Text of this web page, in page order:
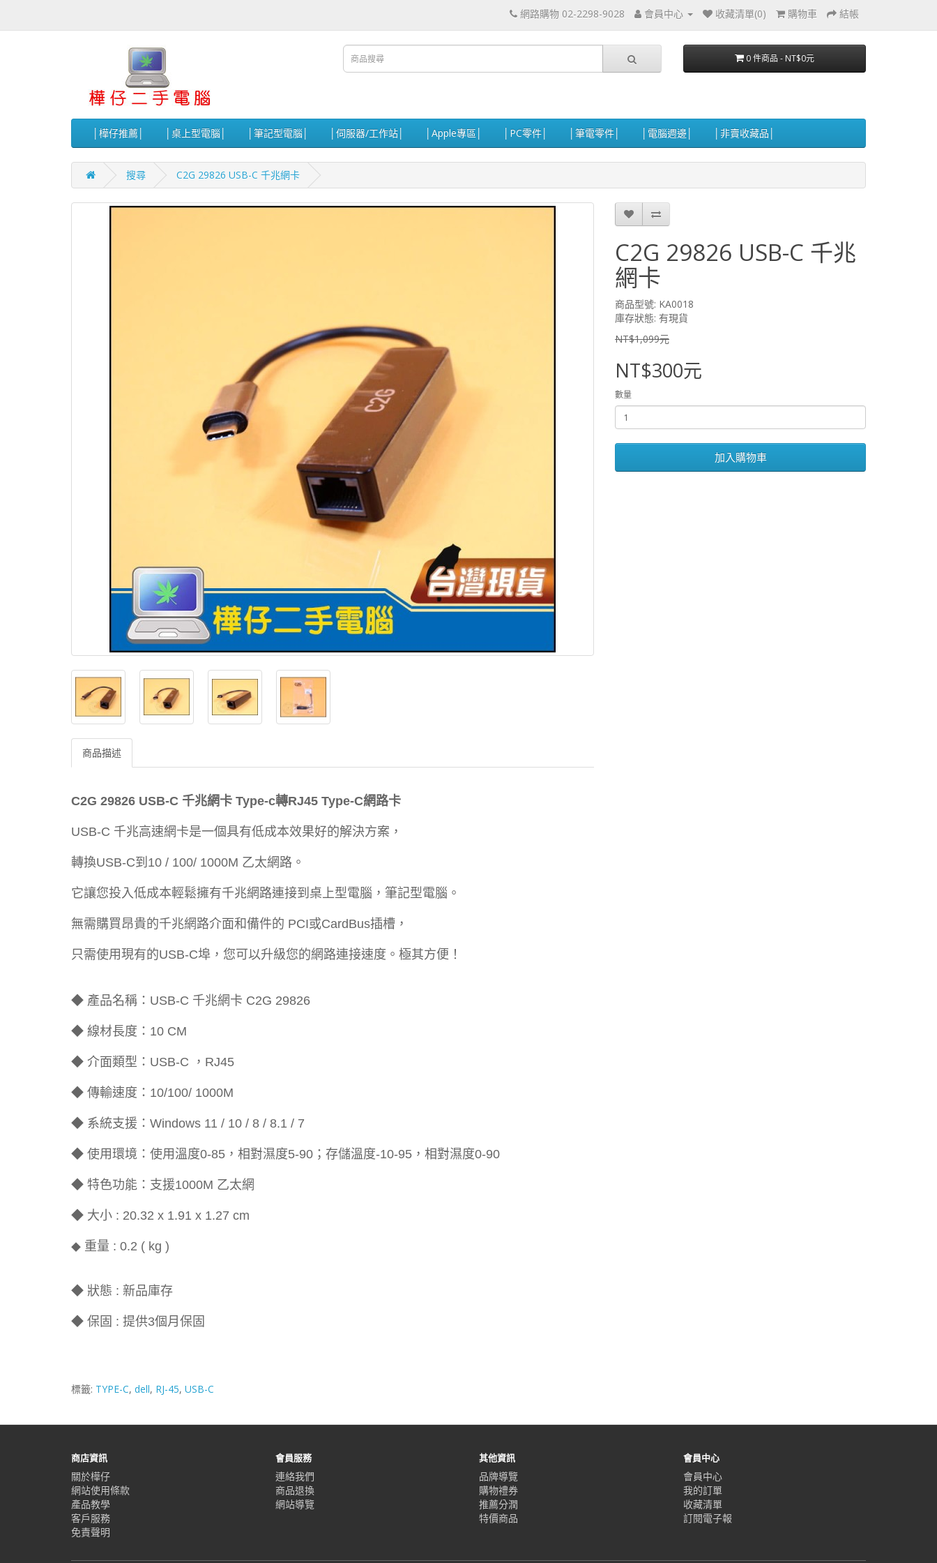
網路購物 02-2298-9028 會員中心 收藏清單(0) 購物車 結帳
0 件商品 - NT$0元
│樺仔推薦│ │桌上型電腦│ │筆記型電腦│ │伺服器/工作站│ │Apple專區│ │PC零件│ │筆電零件│ │電腦週邊│ │非賣收藏品│
搜尋 C2G 29826 USB-C 千兆網卡
商品描述
C2G 29826 USB-C 千兆網卡 Type-c轉RJ45 Type-C網路卡
USB-C 千兆高速網卡是一個具有低成本效果好的解決方案，
轉換USB-C到10 / 100/ 1000M 乙太網路。
它讓您投入低成本輕鬆擁有千兆網路連接到桌上型電腦，筆記型電腦。
無需購買昂貴的千兆網路介面和備件的 PCI或CardBus插槽，
只需使用現有的USB-C埠，您可以升級您的網路連接速度。極其方便！
◆ 產品名稱：USB-C 千兆網卡 C2G 29826
◆ 線材長度：10 CM
◆ 介面類型：USB-C ，RJ45
◆ 傳輸速度：10/100/ 1000M
◆ 系統支援：Windows 11 / 10 / 8 / 8.1 / 7
◆ 使用環境：使用溫度0-85，相對濕度5-90；存儲溫度-10-95，相對濕度0-90
◆ 特色功能：支援1000M 乙太網
◆ 大小 : 20.32 x 1.91 x 1.27 cm
◆ 重量 : 0.2 ( kg )
◆ 狀態 : 新品庫存
◆ 保固 : 提供3個月保固
C2G 29826 USB-C 千兆
網卡
商品型號: KA0018
庫存狀態: 有現貨
NT$1,099元
NT$300元
數量
加入購物車
標籤: TYPE-C, dell, RJ-45, USB-C
商店資訊
關於樺仔
網站使用條款
產品教學
客戶服務
免責聲明
會員服務
連絡我們
商品退換
網站導覽
其他資訊
品牌導覽
購物禮券
推薦分潤
特價商品
會員中心
會員中心
我的訂單
收藏清單
訂閱電子報